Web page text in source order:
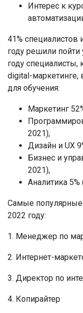
Интерес к
41%
году решили пойти
году специалисты,
digital-
для обучения:
Маркетинг
2021),
Дизайн и UX
Бизнес и
2021),
Аналитика
Самые популярные
2022 году:
1. Менеджер по
2. Интернет-
3. Директор по
4. Копирайтер